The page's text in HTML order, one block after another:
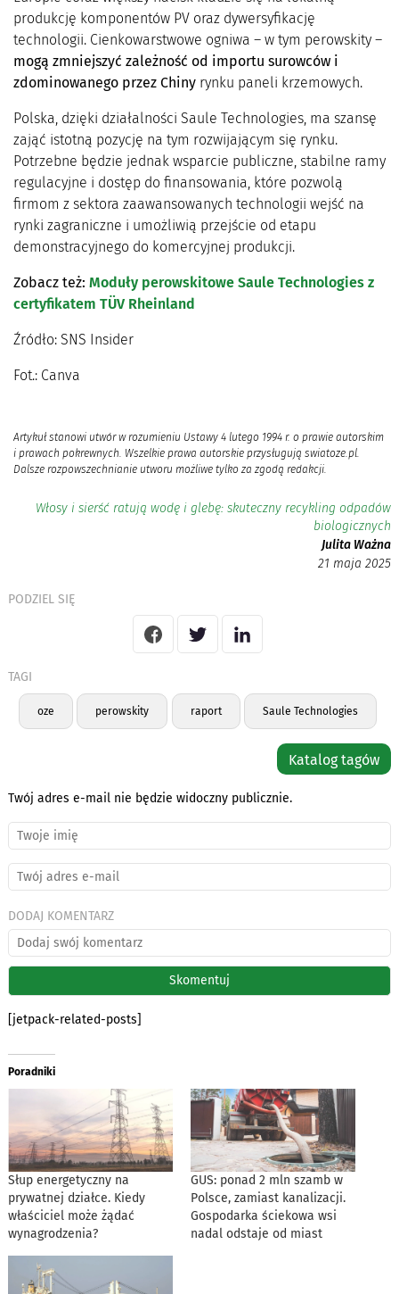
produkcję komponentów PV oraz dywersyfikację
technologii. Cienkowarstwowe ogniwa – w tym perowskity –
mogą zmniejszyć zależność od importu surowców i
zdominowanego przez Chiny rynku paneli krzemowych.
Polska, dzięki działalności Saule Technologies, ma szansę
zająć istotną pozycję na tym rozwijającym się rynku.
Potrzebne będzie jednak wsparcie publiczne, stabilne ramy
regulacyjne i dostęp do finansowania, które pozwolą
firmom z sektora zaawansowanych technologii wejść na
rynki zagraniczne i umożliwią przejście od etapu
demonstracyjnego do komercyjnej produkcji.
Zobacz też: Moduły perowskitowe Saule Technologies z
certyfikatem TÜV Rheinland
Źródło: SNS Insider
Fot.: Canva
Artykuł stanowi utwór w rozumieniu Ustawy 4 lutego 1994 r. o prawie autorskim
i prawach pokrewnych. Wszelkie prawa autorskie przysługują swiatoze.pl.
Dalsze rozpowszechnianie utworu możliwe tylko za zgodą redakcji.
Włosy i sierść ratują wodę i glebę: skuteczny recykling odpadów
biologicznych
Julita Ważna
21 maja 2025
PODZIEL SIĘ
TAGI
oze perowskity raport Saule Technologies
Katalog tagów
Twój adres e-mail nie będzie widoczny publicznie.
DODAJ KOMENTARZ
[jetpack-related-posts]
Poradniki
Słup energetyczny na
prywatnej działce. Kiedy
właściciel może żądać
wynagrodzenia?
GUS: ponad 2 mln szamb w
Polsce, zamiast kanalizacji.
Gospodarka ściekowa wsi
nadal odstaje od miast